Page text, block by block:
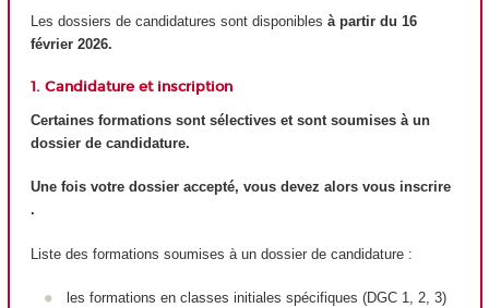
Les dossiers de candidatures sont disponibles à partir du 16
février 2026.
1. Candidature et inscription
Certaines formations sont sélectives et sont soumises à un
dossier de candidature.
Une fois votre dossier accepté, vous devez alors vous inscrire
.
Liste des formations soumises à un dossier de candidature :
les formations en classes initiales spécifiques (DGC 1, 2, 3)